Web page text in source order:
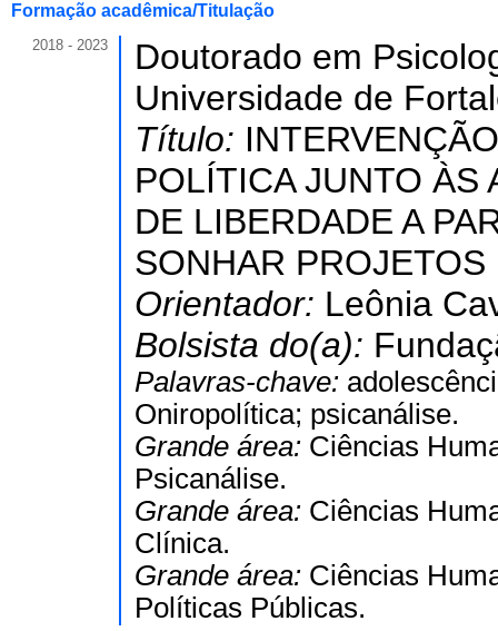
Formação acadêmica/Titulação
2018 - 2023
Doutorado em
Universidade de
Título:
POLÍTICA JUNTO ÀS
DE LIBERDADE A
SONHAR
Orientador: Leônia
Bolsista do(a):
Palavras-chave:
Oniropolítica; psicanálise.
Grande área: Ciências
Psicanálise.
Grande área: Ciências
Clínica.
Grande área: Ciências
Políticas Públicas.